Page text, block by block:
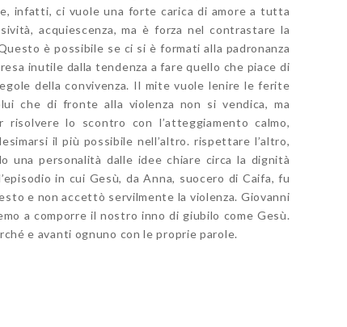
infatti, ci vuole una forte carica di amore a tutta
acquiescenza, ma è forza nel contrastare la
è possibile se ci si è formati alla padronanza
inutile dalla tendenza a fare quello che piace di
della convivenza. Il mite vuole lenire le ferite
che di fronte alla violenza non si vendica, ma
lo scontro con l’atteggiamento calmo,
il più possibile nell’altro. rispettare l’altro,
una personalità dalle idee chiare circa la dignità
in cui Gesù, da Anna, suocero di Caifa, fu
e non accettò servilmente la violenza. Giovanni
a comporre il nostro inno di giubilo come Gesù.
e avanti ognuno con le proprie parole.